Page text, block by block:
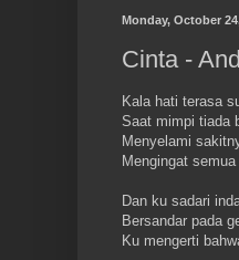
Monday, October
Cinta -
Kala hati terasa
Saat mimpi tiada
Menyelami
Mengingat
Dan ku sadari
Bersandar pada
Ku mengerti